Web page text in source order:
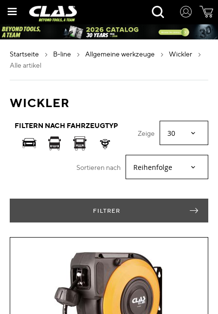
Inhalt
Rechercher
startseite b-line allgemeine werkzeuge
wickler
alle artikel
WICKLER
FILTERN NACH FAHRZEUGTYP
Zeige
Sortieren nach
FILTRER